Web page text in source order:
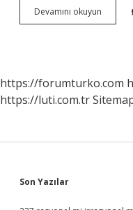
Devamını okuyun Askerde
https://forumturko.com
https://luti.com.tr
Sidebar
Son Yazılar